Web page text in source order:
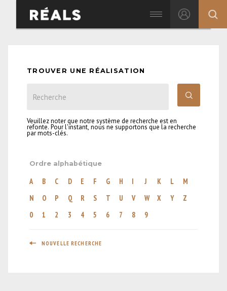
TROUVER UNE RÉALISATION
Veuillez noter que notre système de recherche est en
refonte. Pour l'instant, nous ne supportons que la recherche
par mots-clés.
Ordre alphabétique
A B C D E F G H I J K L
M
N
O P Q R S T U V W X Y
Z
0
1 2 3 4 5 6 7 8 9
NOUVELLE RECHERCHE